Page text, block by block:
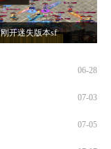
刚开迷失版本sf
06-28
07-03
07-05